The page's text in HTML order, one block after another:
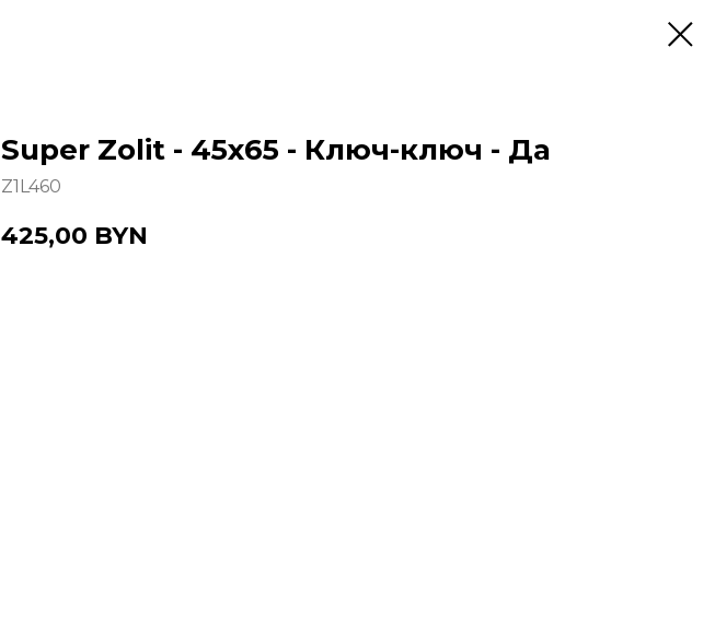
Super Zolit - 45x65 - Ключ-ключ - Да
Z1L460
425,00 BYN